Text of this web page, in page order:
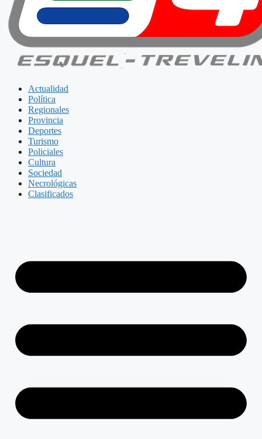
Actualidad
Política
Regionales
Provincia
Deportes
Turismo
Policiales
Cultura
Sociedad
Necrológicas
Clasificados